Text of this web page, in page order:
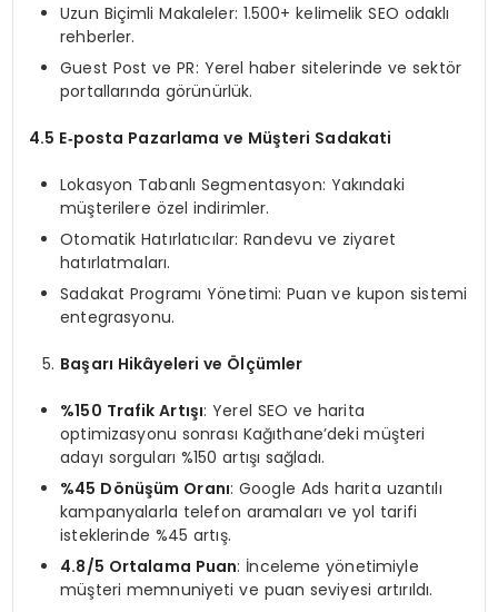
Uzun Biçimli Makaleler: 1.500+ kelimelik SEO odaklı
rehberler.
Guest Post ve PR: Yerel haber sitelerinde ve sektör
portallarında görünürlük.
4.5 E‑posta Pazarlama ve Müşteri Sadakati
Lokasyon Tabanlı Segmentasyon: Yakındaki
müşterilere özel indirimler.
Otomatik Hatırlatıcılar: Randevu ve ziyaret
hatırlatmaları.
Sadakat Programı Yönetimi: Puan ve kupon sistemi
entegrasyonu.
Başarı Hikâyeleri ve Ölçümler
%150 Trafik Artışı: Yerel SEO ve harita
optimizasyonu sonrası Kağıthane’deki müşteri
adayı sorguları %150 artışı sağladı.
%45 Dönüşüm Oranı: Google Ads harita uzantılı
kampanyalarla telefon aramaları ve yol tarifi
isteklerinde %45 artış.
4.8/5 Ortalama Puan: İnceleme yönetimiyle
müşteri memnuniyeti ve puan seviyesi artırıldı.